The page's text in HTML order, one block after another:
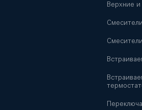
Верхние